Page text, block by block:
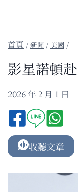
/新聞 / 美國 /
影星諾頓
2026 年 2 月 1 日
收聽文章